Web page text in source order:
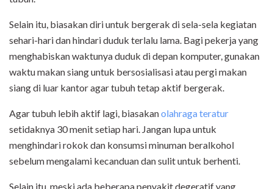
Selain itu, biasakan diri untuk bergerak di sela-sela kegiatan
sehari-hari dan hindari duduk terlalu lama. Bagi pekerja yang
menghabiskan waktunya duduk di depan komputer, gunakan
waktu makan siang untuk bersosialisasi atau pergi makan
siang di luar kantor agar tubuh tetap aktif bergerak.
Agar tubuh lebih aktif lagi, biasakanolahraga teratur
setidaknya 30 menit setiap hari. Jangan lupa untuk
menghindari rokok dan konsumsi minuman beralkohol
sebelum mengalami kecanduan dan sulit untuk berhenti.
Selain itu, meski ada beberapa penyakit degeratif yang